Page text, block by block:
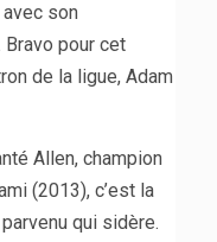
son
pour cet
de la ligue, Adam
Allen, champion
(2013), c’est la
qui sidère.